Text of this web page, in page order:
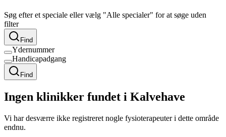
Søg efter et speciale eller vælg "Alle specialer" for at søge uden
filter
Find
Ydernummer
Handicapadgang
Find
Ingen klinikker fundet i Kalvehave
Vi har desværre ikke registreret nogle fysioterapeuter i dette område
endnu.